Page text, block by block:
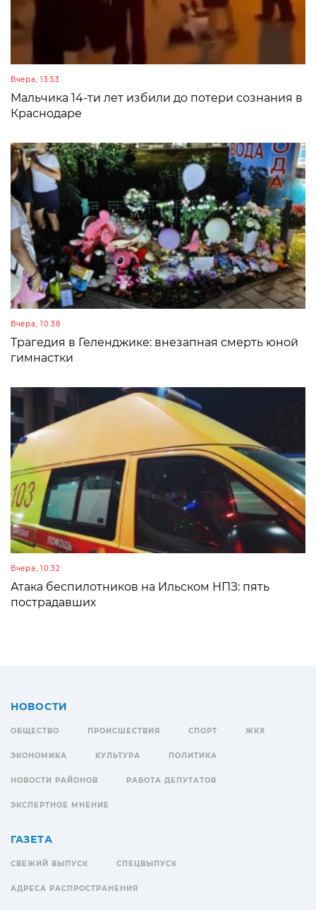
Вчера, 13:53
Мальчика 14-ти лет избили до потери сознания в
Краснодаре
Вчера, 10:38
Трагедия в Геленджике: внезапная смерть юной
гимнастки
Вчера, 10:32
Атака беспилотников на Ильском НПЗ: пять
пострадавших
НОВОСТИ
ОБЩЕСТВО ПРОИСШЕСТВИЯ СПОРТ ЖКХ
ЭКОНОМИКА КУЛЬТУРА ПОЛИТИКА
НОВОСТИ РАЙОНОВ РАБОТА ДЕПУТАТОВ
ЭКСПЕРТНОЕ МНЕНИЕ
ГАЗЕТА
СВЕЖИЙ ВЫПУСК СПЕЦВЫПУСК
АДРЕСА РАСПРОСТРАНЕНИЯ